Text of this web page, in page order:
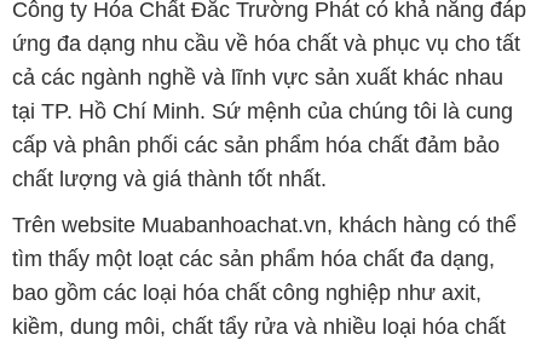
Công ty Hóa Chất Đắc Trường Phát có khả năng đáp
ứng đa dạng nhu cầu về hóa chất và phục vụ cho tất
cả các ngành nghề và lĩnh vực sản xuất khác nhau
tại TP. Hồ Chí Minh. Sứ mệnh của chúng tôi là cung
cấp và phân phối các sản phẩm hóa chất đảm bảo
chất lượng và giá thành tốt nhất.
Trên website Muabanhoachat.vn, khách hàng có thể
tìm thấy một loạt các sản phẩm hóa chất đa dạng,
bao gồm các loại hóa chất công nghiệp như axit,
kiềm, dung môi, chất tẩy rửa và nhiều loại hóa chất